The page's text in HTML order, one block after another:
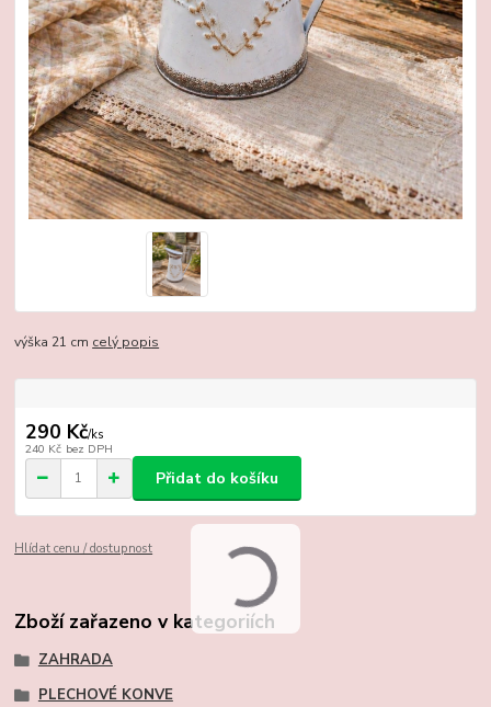
výška 21 cm celý popis
290 Kč/ks
240 Kč bez DPH
Přidat do košíku
Hlídat cenu / dostupnost
Zboží zařazeno v kategoriích
ZAHRADA
PLECHOVÉ KONVE